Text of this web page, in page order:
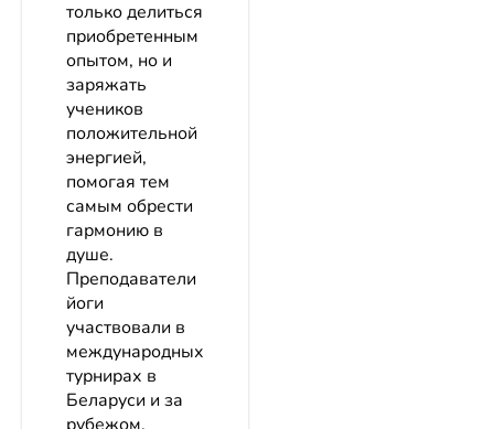
только делиться
приобретенным
опытом, но и
заряжать
учеников
положительной
энергией,
помогая тем
самым обрести
гармонию в
душе.
Преподаватели
йоги
участвовали в
международных
турнирах в
Беларуси и за